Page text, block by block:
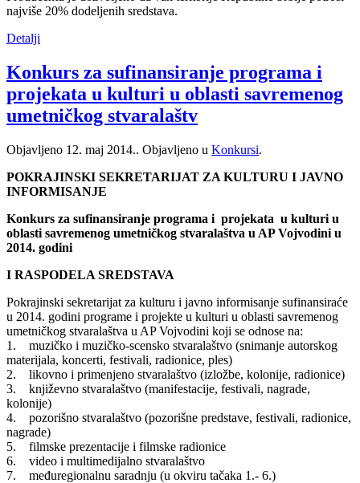
najviše 20% dodeljenih sredstava.
Detalji
Konkurs za sufinansiranje programa i
projekata u kulturi u oblasti savremenog
umetničkog stvaralaštv
Objavljeno 12. maj 2014.. Objavljeno u Konkursi.
POKRAJINSKI SEKRETARIJAT ZA KULTURU I JAVNO
INFORMISANJE
Konkurs za sufinansiranje programa i projekata u kulturi u
oblasti savremenog umetničkog stvaralaštva u AP Vojvodini u
2014. godini
I RASPODELA SREDSTAVA
Pokrajinski sekretarijat za kulturu i javno informisanje sufinansiraće
u 2014. godini programe i projekte u kulturi u oblasti savremenog
umetničkog stvaralaštva u AP Vojvodini koji se odnose na:
1. muzičko i muzičko-scensko stvaralaštvo (snimanje autorskog
materijala, koncerti, festivali, radionice, ples)
2. likovno i primenjeno stvaralaštvo (izložbe, kolonije, radionice)
3. književno stvaralaštvo (manifestacije, festivali, nagrade,
kolonije)
4. pozorišno stvaralaštvo (pozorišne predstave, festivali, radionice,
nagrade)
5. filmske prezentacije i filmske radionice
6. video i multimedijalno stvaralaštvo
7. međuregionalnu saradnju (u okviru tačaka 1.- 6.)